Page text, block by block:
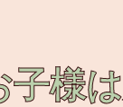
子様は